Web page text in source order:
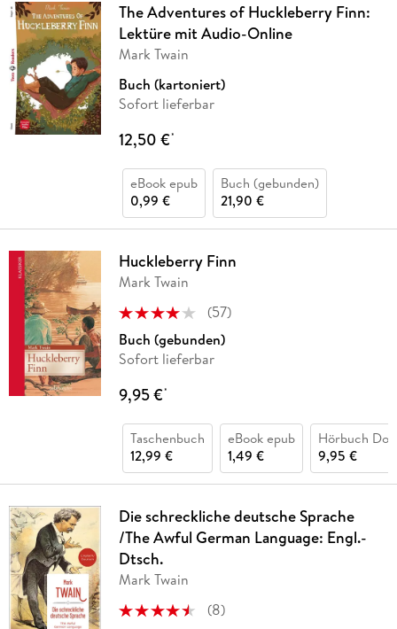
The Adventures of Huckleberry Finn:
Lektüre mit Audio-Online
Mark Twain
Buch (kartoniert)
Sofort lieferbar
12,50 €*
eBook epub
0,99 €
Buch (gebunden)
21,90 €
Huckleberry Finn
Mark Twain
(57)
Buch (gebunden)
Sofort lieferbar
9,95 €*
Taschenbuch
12,99 €
eBook epub
1,49 €
Hörbuch
9,95 €
Die schreckliche deutsche Sprache
/The Awful German Language: Engl.-
Dtsch.
Mark Twain
(8)